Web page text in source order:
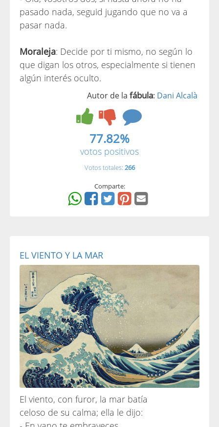
pasado nada, seguid jugando que no va a
pasar nada.
Moraleja: Decide por ti mismo, no según lo
que digan los otros, especialmente si tienen
algún interés oculto.
Autor de la fábula: Dani Alcalà
77.82%
votos positivos
Votos totales: 266
Comparte:
EL VIENTO Y LA MAR
El viento, con furor, la mar batía
celoso de su calma; ella le dijo: